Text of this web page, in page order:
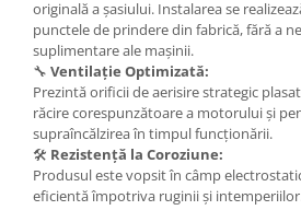
Carlige Renault
Carlige Seat
Carlige Skoda
Carlige SsangYong
Carlige Subaru
Carlige Suzuki
originală a șasiului. Instalarea se
punctele de prindere din fabrică, fără a
suplimentare ale mașinii.
🔧 Ventilație Optimizată:
Prezintă orificii de aerisire strategic
răcire corespunzătoare a motorului și
supraîncălzirea în timpul funcționării.
🛠️ Rezistență la Coroziune:
Produsul este vopsit în câmp
eficientă împotriva ruginii și